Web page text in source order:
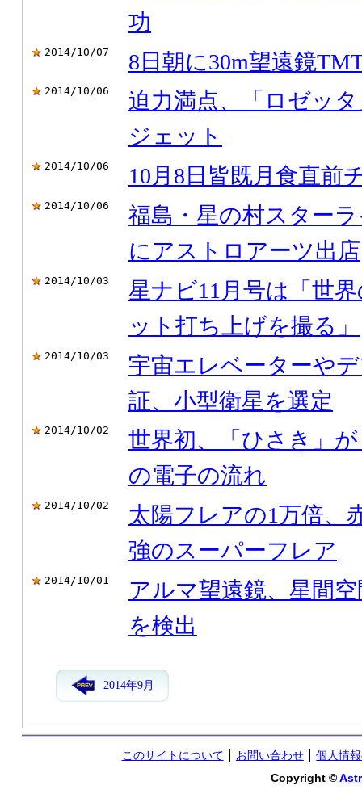
功
2014/10/07 8日朝に30m望遠鏡
2014/10/06
迫力満点、「ロゼッ
ジェット
2014/10/06 10月8日皆既月食直前
2014/10/06
福島・星の村スター
にアストロアーツ出店
2014/10/03
星ナビ11月号は「世
ット打ち上げを撮る」
2014/10/03
宇宙エレベーターや
証、小型衛星を選定
2014/10/02
世界初、「ひさき」
の電子の流れ
2014/10/02
太陽フレアの1万倍、
強のスーパーフレア
2014/10/01
アルマ望遠鏡、星間
を検出
2014年9月
このサイトについて お問い合わせ
個人情
Copyright ©